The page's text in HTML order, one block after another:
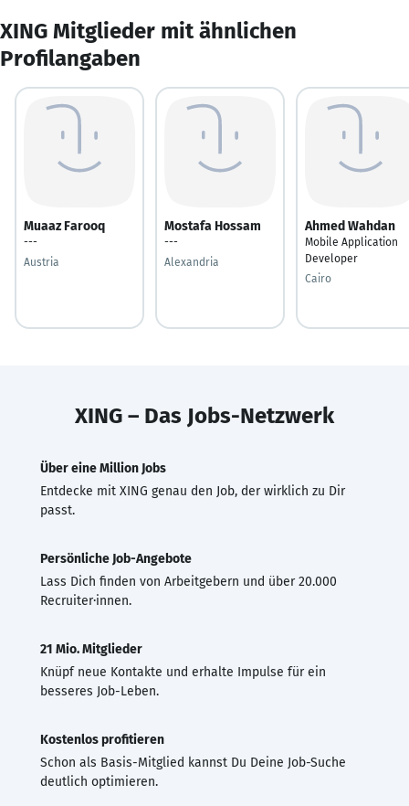
XING Mitglieder mit ähnlichen
Profilangaben
Muaaz Farooq
---
Austria
Mostafa Hossam
---
Alexandria
Ahmed Wahdan
Mobile Application
Developer
Cairo
XING – Das Jobs-Netzwerk
Über eine Million Jobs
Entdecke mit XING genau den Job, der wirklich zu Dir
passt.
Persönliche Job-Angebote
Lass Dich finden von Arbeitgebern und über 20.000
Recruiter·innen.
21 Mio. Mitglieder
Knüpf neue Kontakte und erhalte Impulse für ein
besseres Job-Leben.
Kostenlos profitieren
Schon als Basis-Mitglied kannst Du Deine Job-Suche
deutlich optimieren.